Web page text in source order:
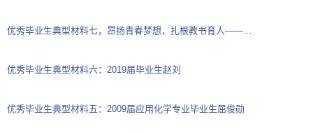
优秀毕业生典型材料七，昂扬青春梦想，扎根教书育人——化学与材料工程学院2010届...
优秀毕业生典型材料六：2019届毕业生赵刘
优秀毕业生典型材料五：2009届应用化学专业毕业生屈俊勋